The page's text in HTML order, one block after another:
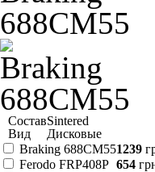
СоставSintered
Вид
Дисковые
Braking 688CM551239
Ferodo FRP408P 654